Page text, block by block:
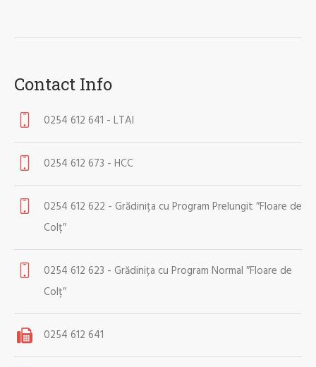
Contact Info
0254 612 641 - LTAI
0254 612 673 - HCC
0254 612 622 - Grădinița cu Program Prelungit ″Floare de
Colț″
0254 612 623 - Grădinița cu Program Normal ″Floare de
Colț″
0254 612 641